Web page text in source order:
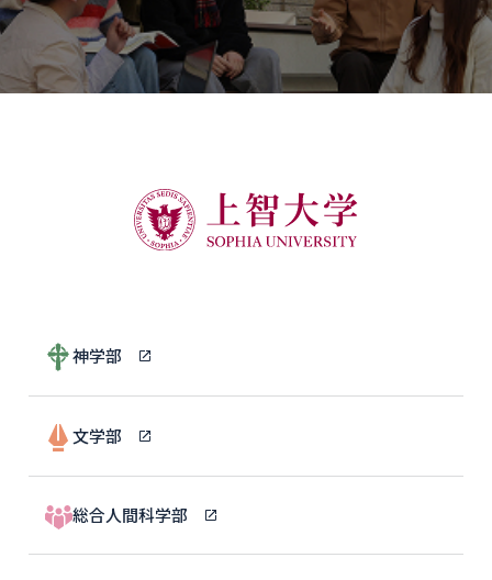
神学部
文学部
総合人間科学部